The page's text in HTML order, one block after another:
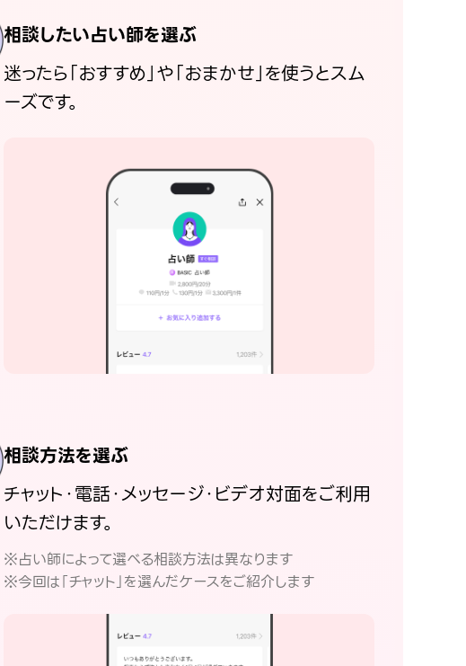
相談したい占い師を選ぶ
迷ったら「おすすめ」や「おまかせ」を使うとスム
ーズです。
相談方法を選ぶ
チャット・電話・メッセージ・ビデオ対面をご利用
いただけます。
※占い師によって選べる相談方法は異なります
※今回は「チャット」を選んだケースをご紹介します